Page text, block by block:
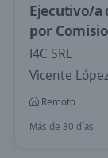
Ejecutivo/a
por
I4C SRL
Vicente
Remoto
Más de 30 días